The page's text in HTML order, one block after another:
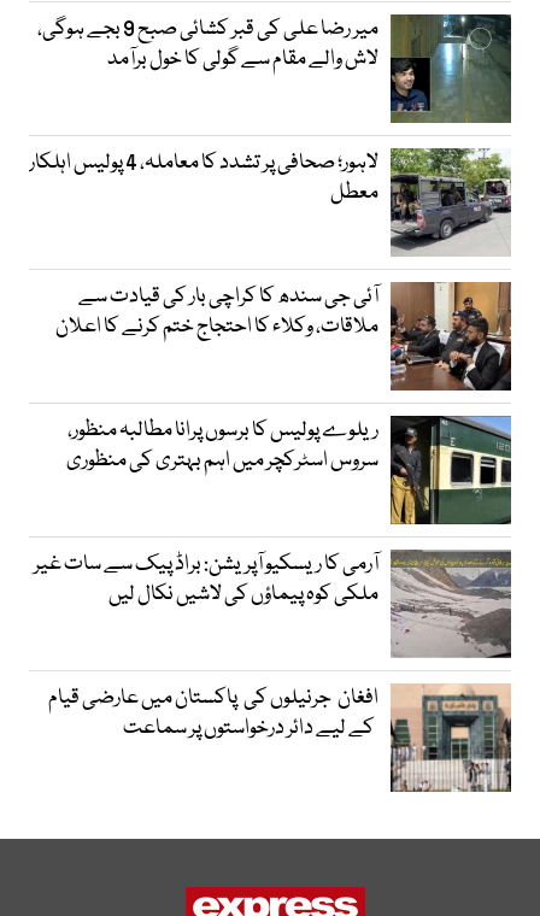
میر رضا علی کی قبر کشائی صبح 9 بجے ہوگی،
لاش والے مقام سے گولی کا خول برآمد
لاہور؛ صحافی پر تشدد کا معاملہ، 4 پولیس اہلکار
معطل
آئی جی سندھ کا کراچی بار کی قیادت سے
ملاقات، وکلاء کا احتجاج ختم کرنے کا اعلان
ریلوے پولیس کا برسوں پرانا مطالبہ منظور،
سروس اسٹرکچر میں اہم بہتری کی منظوری
آرمی کا ریسکیو آپریشن: براڈ پیک سے سات غیر
ملکی کوہ پیماؤں کی لاشیں نکال لیں
افغان جرنیلوں کی پاکستان میں عارضی قیام
کے لیے دائر درخواستوں پر سماعت